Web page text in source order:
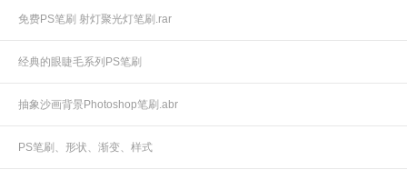
免费PS笔刷 射灯聚光灯笔刷.rar
经典的眼睫毛系列PS笔刷
抽象沙画背景Photoshop笔刷.abr
PS笔刷、形状、渐变、样式